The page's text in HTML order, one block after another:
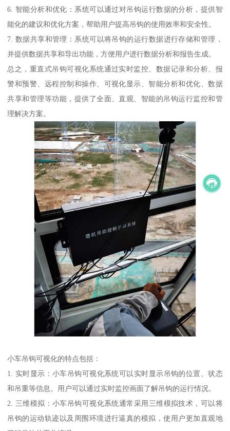
6. 智能分析和优化：系统可以通过对吊钩运行数据的分析，提供智
能化的建议和优化方案，帮助用户提高吊钩的使用效率和安全性。
7. 数据共享和管理：系统可以将吊钩的运行数据进行存储和管理，
并提供数据共享和导出功能，方便用户进行数据分析和报告生成。
总之，重直式吊钩可视化系统通过实时监控、数据记录和分析、报
警和预警、远程控制和操作、可视化显示、智能分析和优化、数据
共享和管理等功能，提供了全面、直观、智能的吊钩运行监控和管
理解决方案。
小车吊钩可视化的特点包括：
1. 实时显示：小车吊钩可视化系统可以实时显示吊钩的位置、状态
和吊重等信息。用户可以通过实时监控画面了解吊钩的运行情况。
2. 三维模拟：小车吊钩可视化系统通常采用三维模拟技术，可以将
吊钩的运动轨迹以及周围环境进行逼真的模拟，使用户更加直观地